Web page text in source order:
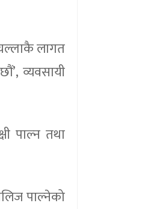
लागत
व्यवसायी
पाल्न तथा
पाल्नेको